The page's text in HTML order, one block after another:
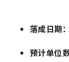
落成日期：
预计单位